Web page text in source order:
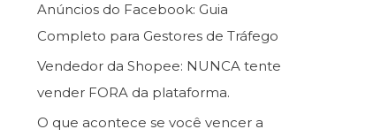
Anúncios do Facebook: Guia
Completo para Gestores de Tráfego
Vendedor da Shopee: NUNCA tente
vender FORA da plataforma.
O que acontece se você vencer a